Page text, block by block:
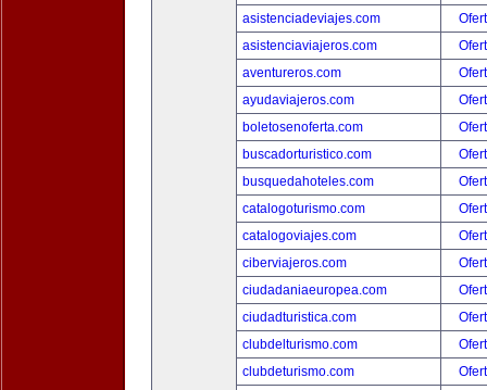
asistenciadeviajes.com
asistenciaviajeros.com
aventureros.com
ayudaviajeros.com
boletosenoferta.com
buscadorturistico.com
busquedahoteles.com
catalogoturismo.com
catalogoviajes.com
ciberviajeros.com
ciudadaniaeuropea.com
ciudadturistica.com
clubdelturismo.com
clubdeturismo.com